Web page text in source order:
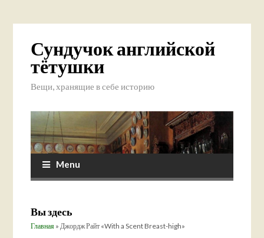
Сундучок английской
тётушки
Вещи, хранящие в себе историю
Menu
Вы здесь
Главная » Джордж Райт «With a Scent Breast-high»